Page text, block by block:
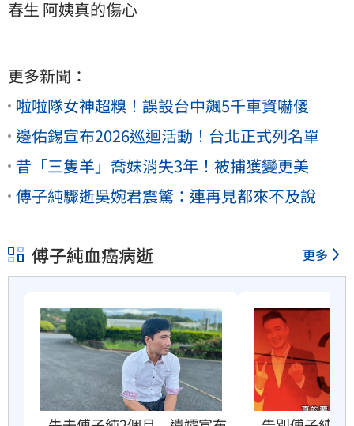
春生 阿姨真的傷心
更多新聞：
啦啦隊女神超糗！誤設台中飆5千車資嚇傻
邊佑錫宣布2026巡迴活動！台北正式列名單
昔「三隻羊」喬妹消失3年！被捕獲變更美
傅子純驟逝吳婉君震驚：連再見都來不及說
傅子純血癌病逝 更多